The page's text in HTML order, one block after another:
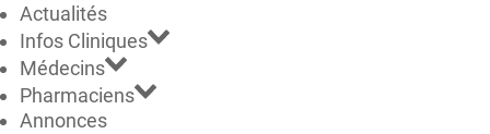
Actualités
Infos Cliniques
Médecins
Pharmaciens
Annonces